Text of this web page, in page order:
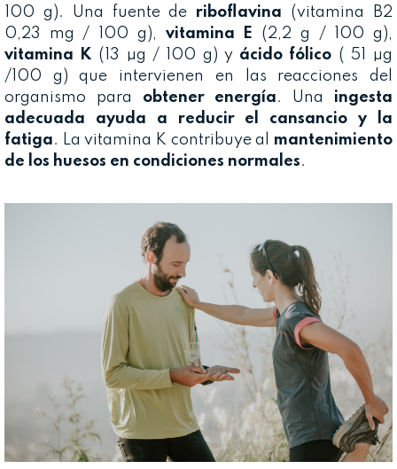
100 g). Una fuente de riboflavina (vitamina B2
0,23 mg / 100 g), vitamina E (2,2 g / 100 g),
vitamina K (13 µg / 100 g) y ácido fólico ( 51 µg
/100 g) que intervienen en las reacciones del
organismo para obtener energía. Una ingesta
adecuada ayuda a reducir el cansancio y la
fatiga. La vitamina K contribuye al mantenimiento
de los huesos en condiciones normales.